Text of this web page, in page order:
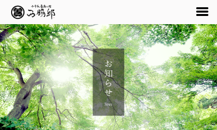
コ
ン
テ
ン
ツ
へ
ス
キ
ッ
お知らせ
News